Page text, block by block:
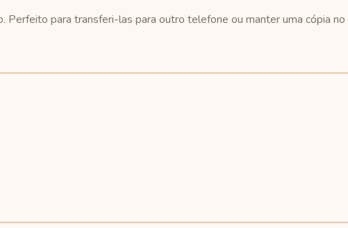
Perfeito para transferi-las para outro telefone ou manter uma cópia